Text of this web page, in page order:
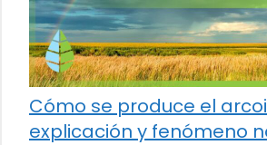
Cómo se produce el
explicación y fenómeno